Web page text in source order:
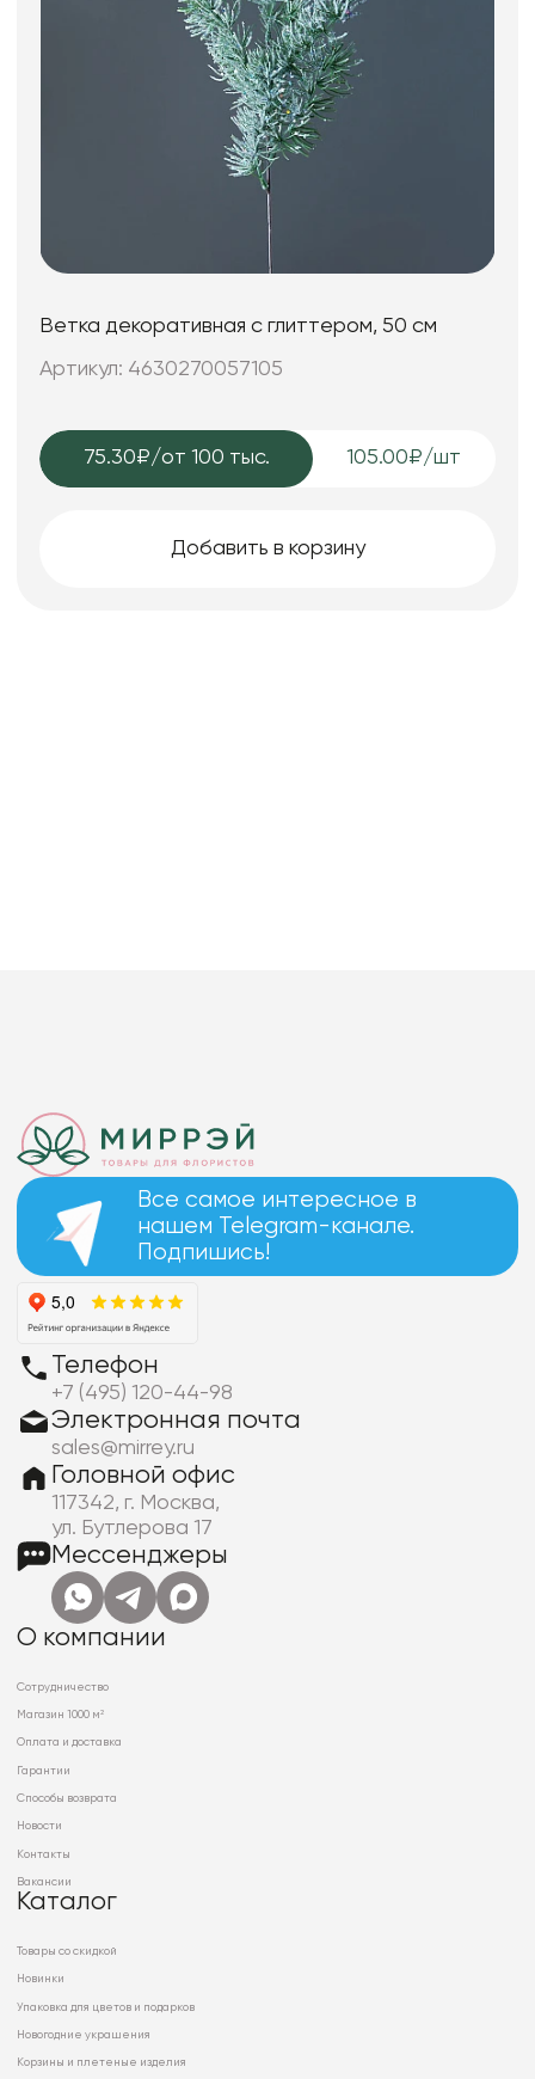
Ветка декоративная с глиттером, 50 см
Артикул: 4630270057105
75.30₽/от 100 тыс. 105.00₽/шт
Добавить в корзину
Все самое интересное в
нашем Telegram-канале.
Подпишись!
Телефон
+7 (495) 120-44-98
Электронная почта
sales@mirrey.ru
Головной офис
117342, г. Москва,
ул. Бутлерова 17
Мессенджеры
О компании
Сотрудничество
Магазин 1000 м²
Оплата и доставка
Гарантии
Способы возврата
Новости
Контакты
Вакансии
Каталог
Товары со скидкой
Новинки
Упаковка для цветов и подарков
Новогодние украшения
Корзины и плетеные изделия